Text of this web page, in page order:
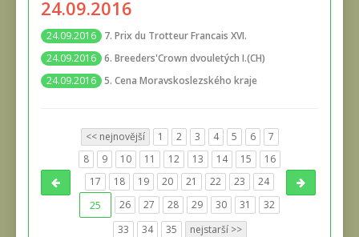
24.09.2016
24.09.2016
7. Prix du Trotteur Francais XVI.
24.09.2016 6. Breeders'Crown dvouletých I.(CH)
24.09.2016 5. Cena Moravskoslezského kraje
<< nejnovější 1 2 3 4 5 6
7
8
9 10 11 12 13 14 15
16
17
18 19 20 21 22 23 24
25 26 27 28 29 30 31
32
33
34 35 nejstarší >>